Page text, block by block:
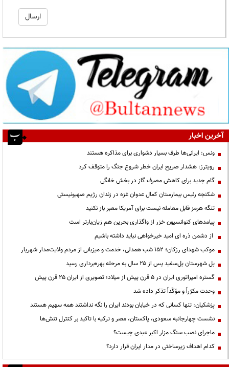
آخرین اخبار
ونس: ایرانی‌ها طرف بسیار دشواری برای مذاکره هستند
رویترز: هشدار صریح ایران خطر شروع جنگ را متوقف کرد
گام جدید برای کاهش مصرف گاز در بخش خانگی
شکنجه رئیس بیمارستان کمال عدوان غزه در زندان رژیم صهیونیستی
تنگه هرمز قابل معامله نیست برای آمریکا معبر باز نکنید
پیامدهای کنوانسیون خزر از واگذاری بحرین هم زیان‌بارتر است
از دشمن ذره ای امید خیرخواهی نباید داشته باشیم
موکب شهدای رزکان؛ ۱۵۲ شب همدلی، خدمت و میزبانی از مردم ولایت‌مدار شهریار
پل شهرستان پل‌سفید پس از ۲۵ سال به مرحله بهره‌برداری رسید
گستره امپراتوری ایران در ۵ قرن پیش از میلاد؛ تصویری از ایران ۲۵ قرن پیش
وحدت مکرّراً و مؤکّداً تذکر داده شد
پزشکیان: تنها کسانی که در خیابان بودند ایران را نگه نداشتند همه سهیم هستند
نشست چهارجانبه سعودی، پاکستان، مصر و ترکیه با تاکید بر کنترل تنش‌ها
ماجرای نصب سنگ مزار اکبر عبدی چیست؟
کدام اهداف زیرساختی در مدار ایران قرار دارد؟